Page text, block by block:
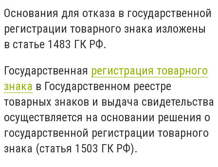
Основания для отказа в государственной
регистрации товарного знака изложены
в статье 1483 ГК РФ.
Государственная регистрация товарного
знака в Государственном реестре
товарных знаков и выдача свидетельства
осуществляется на основании решения о
государственной регистрации товарного
знака (статья 1503 ГК РФ).